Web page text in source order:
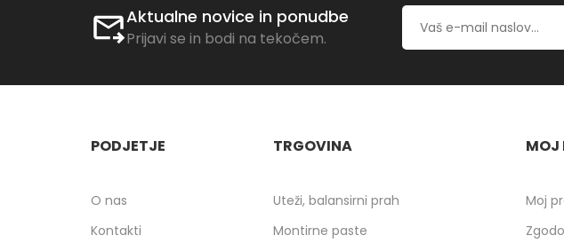
Aktualne novice in ponudbe
Prijavi se in bodi na tekočem.
PODJETJE
O nas
Kontakti
TRGOVINA
Uteži, balansirni prah
Montirne paste
MOJ
Moj